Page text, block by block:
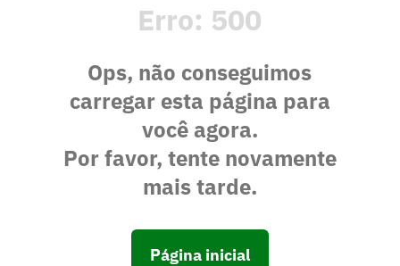
Erro: 500
Ops, não conseguimos
carregar esta página para
você agora.
Por favor, tente novamente
mais tarde.
Página inicial